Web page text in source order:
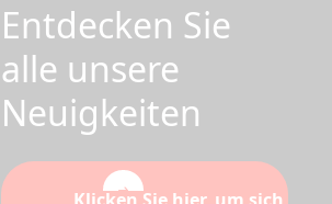
Entdecken Sie
alle unsere
Neuigkeiten
Klicken Sie hier, um sich